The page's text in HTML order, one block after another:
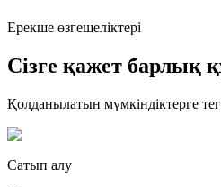
Ерекше өзгешеліктері
Сізге қажет барлық
Қолданылатын мүмкіндіктерге
Сатып алу